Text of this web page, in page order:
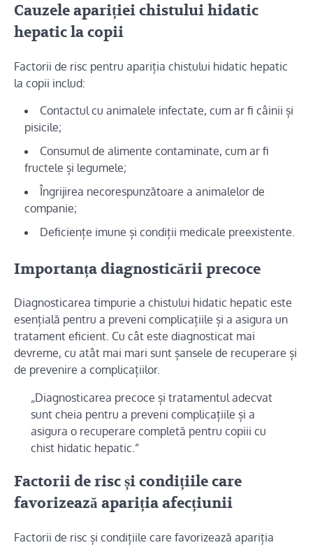
Cauzele apariției chistului hidatic
hepatic la copii
Factorii de risc pentru apariția chistului hidatic hepatic
la copii includ:
Contactul cu animalele infectate, cum ar fi câinii și
pisicile;
Consumul de alimente contaminate, cum ar fi
fructele și legumele;
Îngrijirea necorespunzătoare a animalelor de
companie;
Deficiențe imune și condiții medicale preexistente.
Importanța diagnosticării precoce
Diagnosticarea timpurie a chistului hidatic hepatic este
esențială pentru a preveni complicațiile și a asigura un
tratament eficient. Cu cât este diagnosticat mai
devreme, cu atât mai mari sunt șansele de recuperare și
de prevenire a complicațiilor.
„Diagnosticarea precoce și tratamentul adecvat
sunt cheia pentru a preveni complicațiile și a
asigura o recuperare completă pentru copiii cu
chist hidatic hepatic.”
Factorii de risc și condițiile care
favorizează apariția afecțiunii
Factorii de risc și condițiile care favorizează apariția